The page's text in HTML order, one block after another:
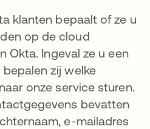
klanten bepaalt of ze u
op de cloud
Okta. Ingeval ze u een
zij welke
onze service sturen.
bevatten
e-mailadres